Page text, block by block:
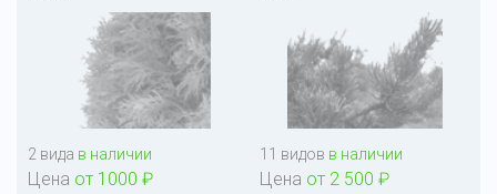
2 вида в наличии
Цена от 1000 ₽
11 видов в наличии
Цена от 2 500 ₽